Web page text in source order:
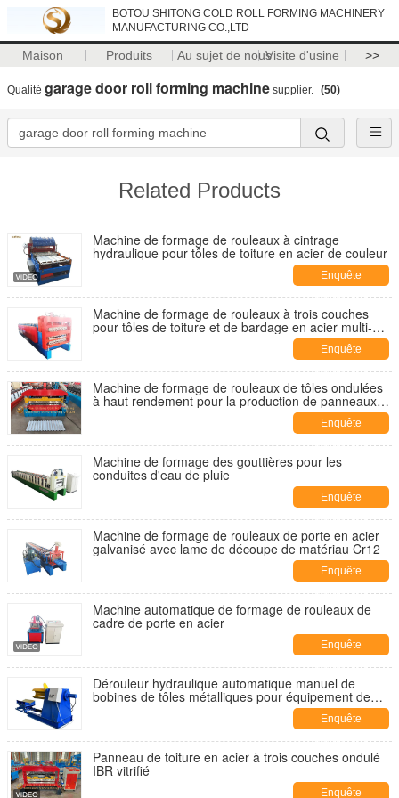
BOTOU SHITONG COLD ROLL FORMING MACHINERY
MANUFACTURING CO.,LTD
Maison Produits Au sujet de nousVisite d'usine >>
Qualité garage door roll forming machine supplier. (50)
Related Products
Machine de formage de rouleaux à cintrage
hydraulique pour tôles de toiture en acier de couleur
Enquête
maintenant
Machine de formage de rouleaux à trois couches
pour tôles de toiture et de bardage en acier multi-
Enquête
maintenant
Machine de formage de rouleaux de tôles ondulées
à haut rendement pour la production de panneaux
de toiture et de façade avec découpe hydraulique
Enquête
maintenant
Machine de formage des gouttières pour les
conduites d'eau de pluie
Enquête
maintenant
Machine de formage de rouleaux de porte en acier
galvanisé avec lame de découpe de matériau Cr12
Enquête
maintenant
Machine automatique de formage de rouleaux de
cadre de porte en acier
Enquête
maintenant
Dérouleur hydraulique automatique manuel de
bobines de tôles métalliques pour équipement de
Enquête
maintenant
Panneau de toiture en acier à trois couches ondulé
IBR vitrifié
Enquête